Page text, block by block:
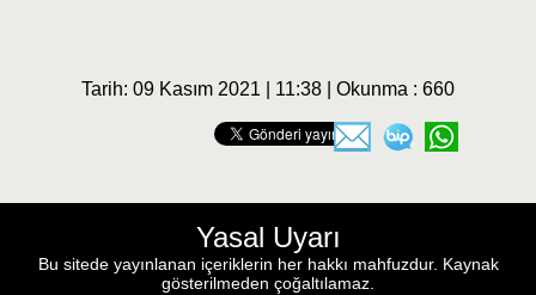
Tarih: 09 Kasım 2021 | 11:38 | Okunma : 660
Yasal Uyarı
Bu sitede yayınlanan içeriklerin her hakkı mahfuzdur. Kaynak
gösterilmeden çoğaltılamaz.